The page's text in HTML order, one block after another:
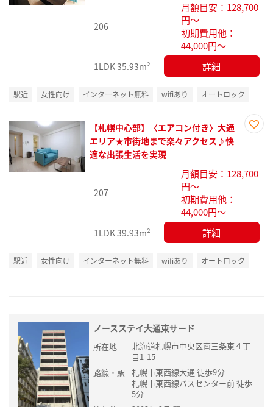
録
206
月額目安：128,700
円～
初期費用他：
44,000円～
1LDK35.93m² 詳細
駅近 女性向け インターネット無料 wifiあり オートロック
録
【札幌中心部】〈エアコン付き〉大通
エリア★市街地まで楽々アクセス♪快
適な出張生活を実現
207
月額目安：128,700
円～
初期費用他：
44,000円～
1LDK39.93m² 詳細
駅近 女性向け インターネット無料 wifiあり オートロック
ノースステイ大通東サード
所在地
北海道札幌市中央区南三条東４丁
目1-15
路線・駅
札幌市東西線大通 徒歩9分
札幌市東西線バスセンター前 徒歩
5分